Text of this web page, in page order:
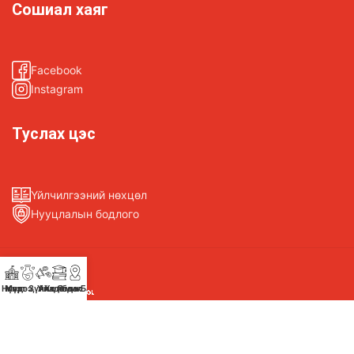
Сошиал хаяг
Facebook
Instagram
Туслах цэс
Үйлчилгээний нөхцөл
Нууцлалын бодлого
Нүүр
Үнэт Зүйл
Мэдээ, Үйл Явдал
Академик
Холбоо Барих